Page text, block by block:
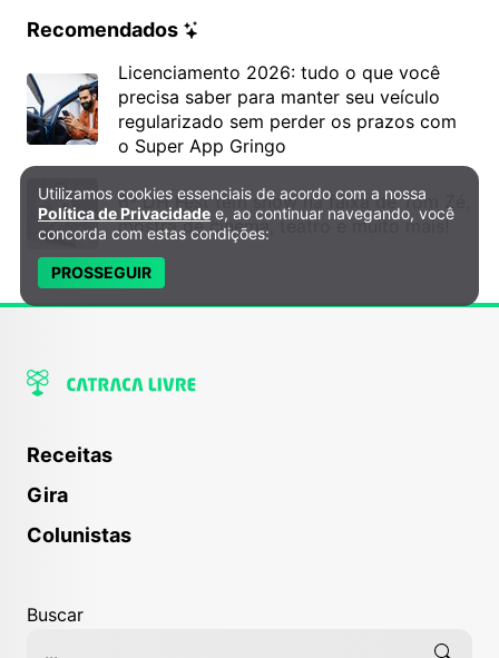
Recomendados
Licenciamento 2026: tudo o que você
precisa saber para manter seu veículo
regularizado sem perder os prazos com
o Super App Gringo
6º DH Fest tem show na faixa de Tom Zé,
mostra de cinema, teatro e muito mais!
Receitas
Gira
Colunistas
Buscar
Política de Privacidade e Cookies
Utilizamos cookies essenciais de acordo com a nossa
Política de Privacidade e, ao continuar navegando, você
concorda com estas condições:
PROSSEGUIR